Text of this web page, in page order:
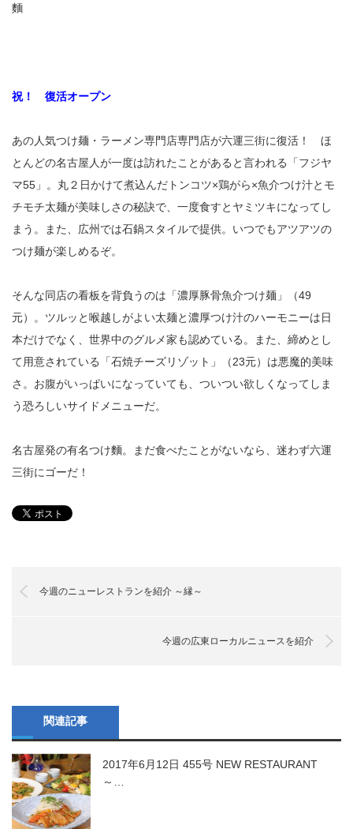
麵
祝！ 復活オープン
あの人気つけ麺・ラーメン専門店専門店が六運三街に復活！ ほ
とんどの名古屋人が一度は訪れたことがあると言われる「フジヤ
マ55」。丸２日かけて煮込んだトンコツ×鶏がら×魚介つけ汁とモ
チモチ太麺が美味しさの秘訣で、一度食すとヤミツキになってし
まう。また、広州では石鍋スタイルで提供。いつでもアツアツの
つけ麺が楽しめるぞ。
そんな同店の看板を背負うのは「濃厚豚骨魚介つけ麺」（49
元）。ツルッと喉越しがよい太麺と濃厚つけ汁のハーモニーは日
本だけでなく、世界中のグルメ家も認めている。また、締めとし
て用意されている「石焼チーズリゾット」（23元）は悪魔的美味
さ。お腹がいっぱいになっていても、ついつい欲しくなってしま
う恐ろしいサイドメニューだ。
名古屋発の有名つけ麵。まだ食べたことがないなら、迷わず六運
三街にゴーだ！
今週のニューレストランを紹介 ～縁～
今週の広東ローカルニュースを紹介
関連記事
2017年6月12日 455号 NEW RESTAURANT
～…